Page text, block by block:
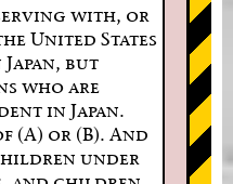
with, or
United States
but
who are
in Japan.
(A) or (B). And
under